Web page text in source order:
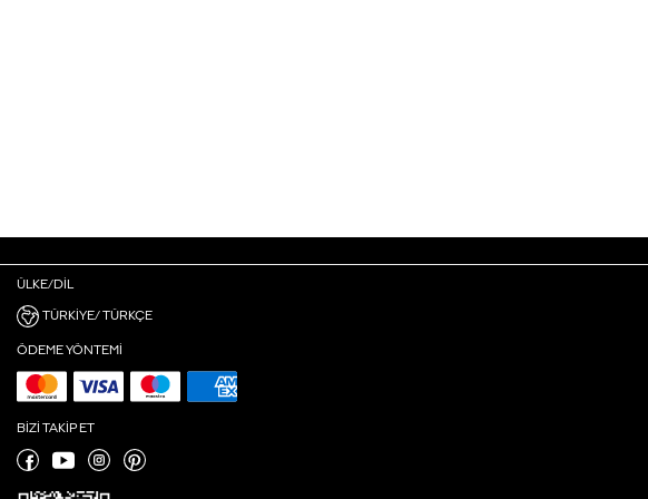
ÜLKE/DIL
TÜRKIYE/ TÜRKÇE
ÖDEME YÖNTEMI
BIZI TAKIP ET